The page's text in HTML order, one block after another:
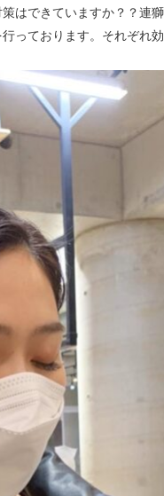
はできていますか？？連
っております。それぞれ